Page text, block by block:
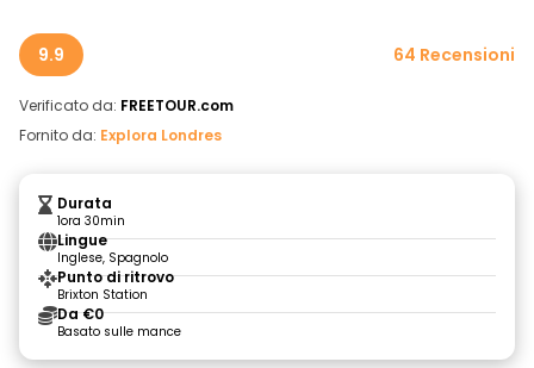
9.9 64 Recensioni
Verificato da: FREETOUR.com
Fornito da: Explora Londres
Durata
1ora 30min
Lingue
Inglese, Spagnolo
Punto di ritrovo
Brixton Station
Da €0
Basato sulle mance